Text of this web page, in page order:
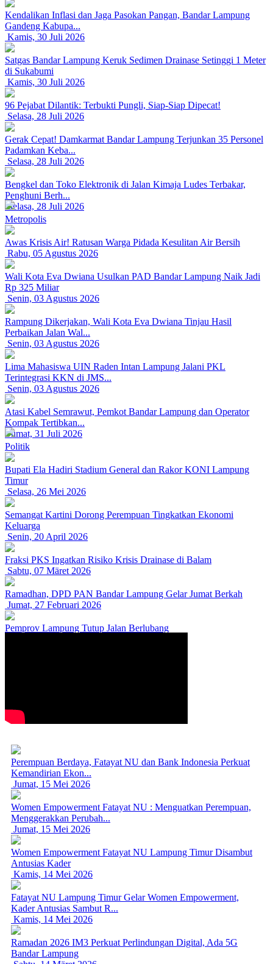
Kendalikan Inflasi dan Jaga Pasokan Pangan, Bandar Lampung
Gandeng Kabupa...
Kamis, 30 Juli 2026
Satgas Bandar Lampung Keruk Sedimen Drainase Setinggi 1 Meter
di Sukabumi
Kamis, 30 Juli 2026
96 Pejabat Dilantik: Terbukti Pungli, Siap-Siap Dipecat!
Selasa, 28 Juli 2026
Gerak Cepat! Damkarmat Bandar Lampung Terjunkan 35 Personel
Padamkan Keba...
Selasa, 28 Juli 2026
Bengkel dan Toko Elektronik di Jalan Kimaja Ludes Terbakar,
Penghuni Berh...
Selasa, 28 Juli 2026
Metropolis
Awas Krisis Air! Ratusan Warga Pidada Kesulitan Air Bersih
Rabu, 05 Agustus 2026
Wali Kota Eva Dwiana Usulkan PAD Bandar Lampung Naik Jadi
Rp 325 Miliar
Senin, 03 Agustus 2026
Rampung Dikerjakan, Wali Kota Eva Dwiana Tinjau Hasil
Perbaikan Jalan Wal...
Senin, 03 Agustus 2026
Lima Mahasiswa UIN Raden Intan Lampung Jalani PKL
Terintegrasi KKN di JMS...
Senin, 03 Agustus 2026
Atasi Kabel Semrawut, Pemkot Bandar Lampung dan Operator
Kompak Tertibkan...
Jumat, 31 Juli 2026
Politik
Bupati Ela Hadiri Stadium General dan Rakor KONI Lampung
Timur
Selasa, 26 Mei 2026
Semangat Kartini Dorong Perempuan Tingkatkan Ekonomi
Keluarga
Senin, 20 April 2026
Fraksi PKS Ingatkan Risiko Krisis Drainase di Balam
Sabtu, 07 Märet 2026
Ramadhan, DPD PAN Bandar Lampung Gelar Jumat Berkah
Jumat, 27 Februari 2026
Pemprov Lampung Tutup Jalan Berlubang
Perempuan Berdaya, Fatayat NU dan Bank Indonesia Perkuat
Kemandirian Ekon...
Jumat, 15 Mei 2026
Women Empowerment Fatayat NU : Menguatkan Perempuan,
Menggerakkan Perubah...
Jumat, 15 Mei 2026
Women Empowerment Fatayat NU Lampung Timur Disambut
Antusias Kader
Kamis, 14 Mei 2026
Fatayat NU Lampung Timur Gelar Women Empowerment,
Kader Antusias Sambut R...
Kamis, 14 Mei 2026
Ramadan 2026 IM3 Perkuat Perlindungan Digital, Ada 5G
Bandar Lampung